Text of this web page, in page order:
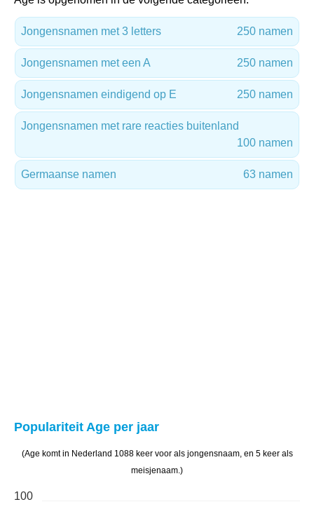
Jongensnamen met 3 letters 250 namen
Jongensnamen met een A 250 namen
Jongensnamen eindigend op E 250 namen
Jongensnamen met rare reacties buitenland
100 namen
Germaanse namen 63 namen
Populariteit Age per jaar
(Age komt in Nederland 1088 keer voor als jongensnaam, en 5 keer als
meisjenaam.)
100